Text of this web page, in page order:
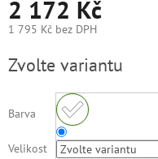
2 172 Kč
1 795 Kč bez DPH
cena:
Zvolte variantu
Barva
Velikost